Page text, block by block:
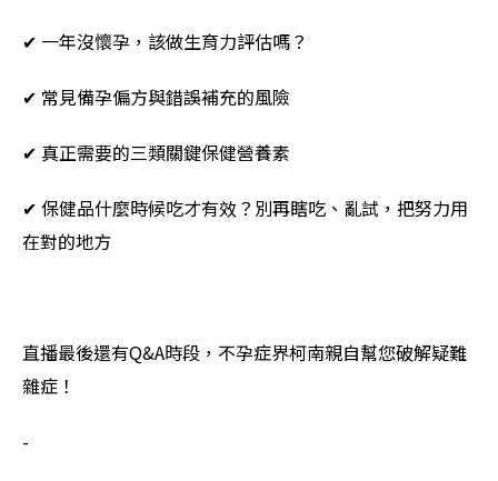
✔ 一年沒懷孕，該做生育力評估嗎？
✔ 常見備孕偏方與錯誤補充的風險
✔ 真正需要的三類關鍵保健營養素
✔ 保健品什麼時候吃才有效？別再瞎吃、亂試，把努力用
在對的地方
直播最後還有Q&A時段，不孕症界柯南親自幫您破解疑難
雜症！
-